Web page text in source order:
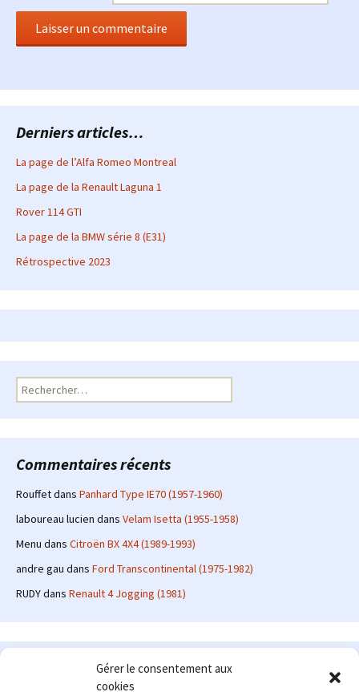
Gérer le consentement aux
cookies
Derniers articles…
La page de l’Alfa Romeo Montreal
La page de la Renault Laguna 1
Rover 114 GTI
La page de la BMW série 8 (E31)
Rétrospective 2023
Rechercher :
Commentaires récents
Rouffetdans Panhard Type IE70 (1957-1960)
laboureau lucien dans Velam Isetta (1955-1958)
Menu dans Citroën BX 4X4 (1989-1993)
andre gau dans Ford Transcontinental (1975-1982)
RUDYdans Renault 4 Jogging (1981)
Le site en quelques mots